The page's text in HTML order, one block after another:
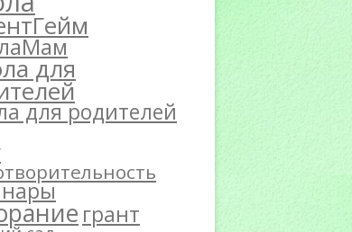
для
для родителей
грант